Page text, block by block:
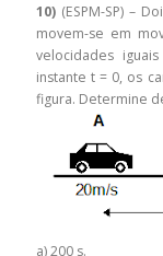
10) (ESPM-SP) –
movem-se em
velocidades
instante t = 0, os
figura. Determine
a) 200 s.